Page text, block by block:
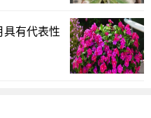
家参考建议！
具有代表性